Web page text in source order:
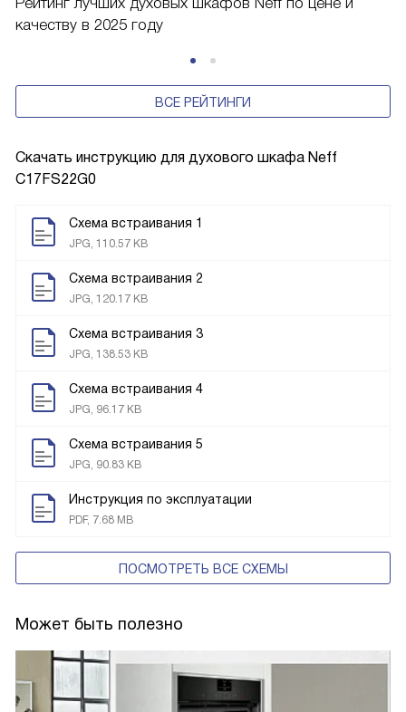
Скачать инструкцию для духового шкафа Neff
C17FS22G0
Схема встраивания 1
JPG, 110.57 KB
Схема встраивания 2
JPG, 120.17 KB
Схема встраивания 3
JPG, 138.53 KB
Схема встраивания 4
JPG, 96.17 KB
Схема встраивания 5
JPG, 90.83 KB
Инструкция по эксплуатации
PDF, 7.68 MB
ПОСМОТРЕТЬ ВСЕ СХЕМЫ
Может быть полезно
качеству в 2025 году
ВСЕ РЕЙТИНГИ